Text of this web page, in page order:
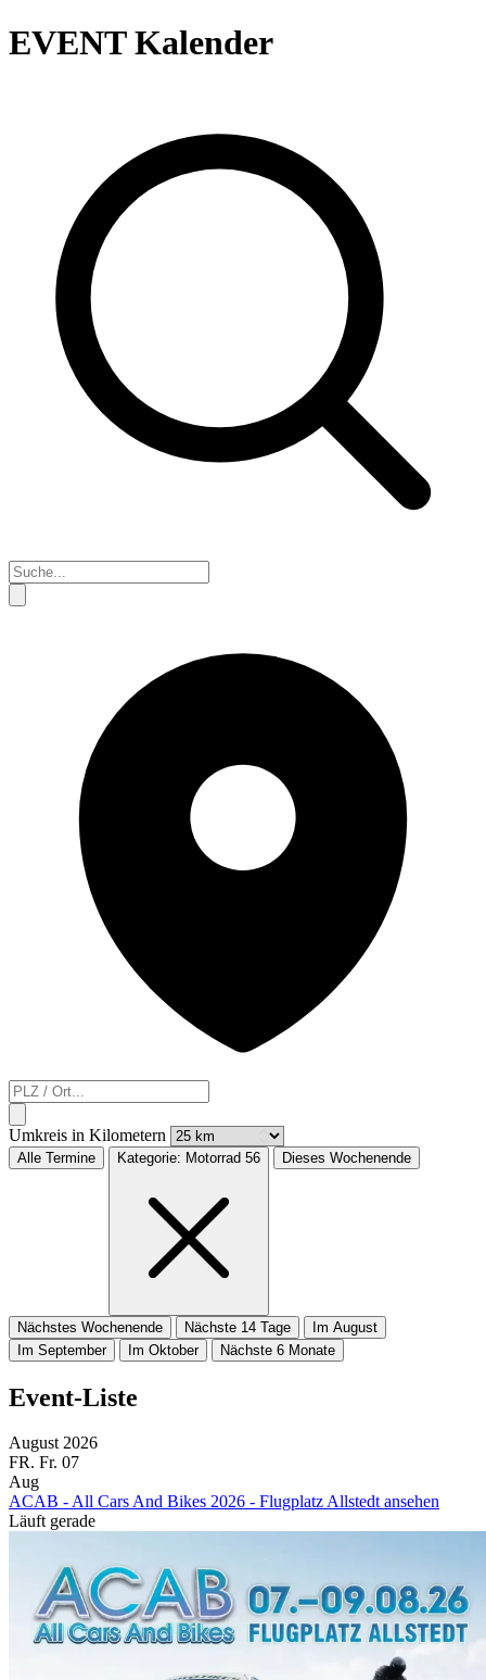
EVENTKalender
Umkreis in Kilometern
Alle Termine Kategorie: Motorrad 56 Dieses Wochenende
Nächstes Wochenende Nächste 14 Tage
Im August
Im September
Im Oktober Nächste 6 Monate
Event-Liste
August 2026
FR. Fr. 07
Aug
ACAB - All Cars And Bikes 2026 - Flugplatz Allstedt ansehen
Läuft gerade